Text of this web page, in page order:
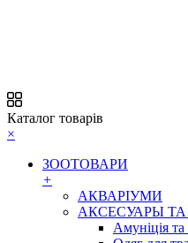
Каталог товарів
×
ЗООТОВАРИ
+
АКВАРІУМИ
АКСЕСУАРЫ
Амуніція та